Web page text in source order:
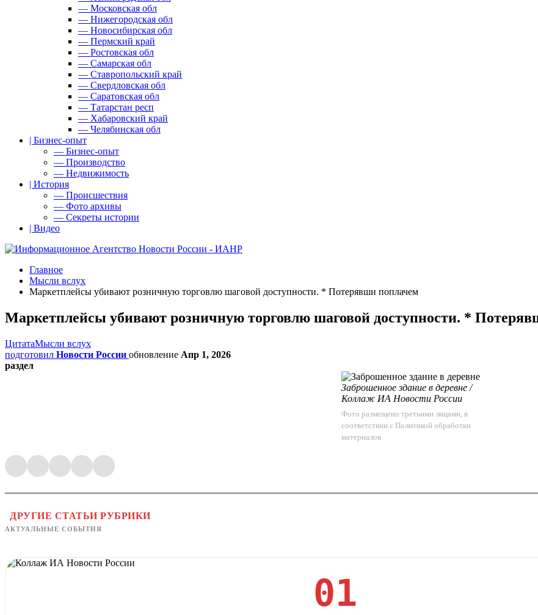
— Московская обл
— Нижегородская обл
— Новосибирская обл
— Пермский край
— Ростовская обл
— Самарская обл
— Ставропольский край
— Свердловская обл
— Саратовская обл
— Татарстан респ
— Хабаровский край
— Челябинская обл
| Бизнес-опыт
— Бизнес-опыт
— Производство
— Недвижимость
| История
— Происшествия
— Фото архивы
— Секреты истории
| Видео
Главное
Мысли вслух
Маркетплейсы убивают розничную торговлю шаговой доступности. * Потерявши поплачем
Маркетплейсы убивают розничную торговлю шаговой доступности. *
ЦитатаМысли вслух
подготовил Новости России обновление Апр 1, 2026
раздел
Заброшенное здание в деревне /
Коллаж ИА Новости России
Фото размещено третьими лицами, в
соответствии с Политикой обработки
материалов
ДРУГИЕ СТАТЬИ РУБРИКИ
АКТУАЛЬНЫЕ СОБЫТИЯ
01